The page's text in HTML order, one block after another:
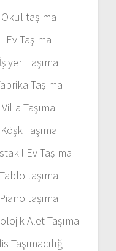
taşıma
Taşıma
yeri Taşıma
Taşıma
Taşıma
Taşıma
Ev Taşıma
taşıma
taşıma
Alet Taşıma